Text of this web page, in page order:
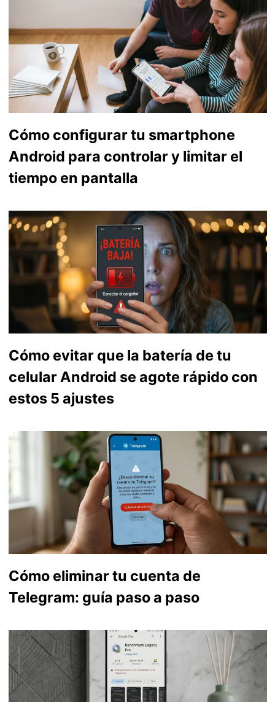
Cómo configurar tu smartphone
Android para controlar y limitar el
tiempo en pantalla
Cómo evitar que la batería de tu
celular Android se agote rápido con
estos 5 ajustes
Cómo eliminar tu cuenta de
Telegram: guía paso a paso